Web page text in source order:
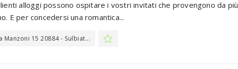
alloggi possono ospitare i vostri invitati che provengono da più
E per concedersi una romantica...
Manzoni 15 20884 - Sulbiat...